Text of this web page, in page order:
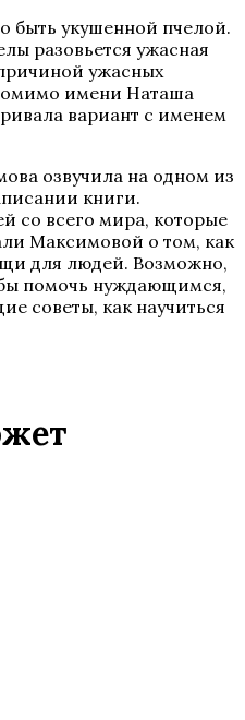
быть укушенной пчелой.
разовьется ужасная
ужасных
имени Наташа
вариант с именем
озвучила на одном из
книги.
со всего мира, которые
Максимовой о том, как
для людей. Возможно,
помочь нуждающимся,
советы, как научиться